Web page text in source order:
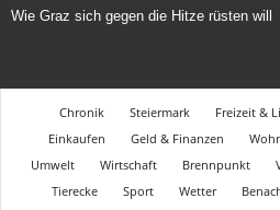
Wie Graz sich gegen die Hitze rüsten will
Chronik Steiermark Freizeit &
Einkaufen
Geld & Finanzen
Umwelt
Wirtschaft Brennpunkt
Tierecke
Sport Wetter